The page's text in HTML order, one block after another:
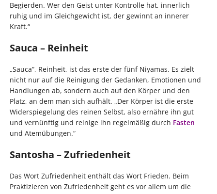
Begierden. Wer den Geist unter Kontrolle hat, innerlich
ruhig und im Gleichgewicht ist, der gewinnt an innerer
Kraft.“
Sauca – Reinheit
„Sauca“, Reinheit, ist das erste der fünf Niyamas. Es zielt
nicht nur auf die Reinigung der Gedanken, Emotionen und
Handlungen ab, sondern auch auf den Körper und den
Platz, an dem man sich aufhält. „Der Körper ist die erste
Widerspiegelung des reinen Selbst, also ernähre ihn gut
und vernünftig und reinige ihn regelmäßig durch Fasten
und Atemübungen.“
Santosha – Zufriedenheit
Das Wort Zufriedenheit enthält das Wort Frieden. Beim
Praktizieren von Zufriedenheit geht es vor allem um die